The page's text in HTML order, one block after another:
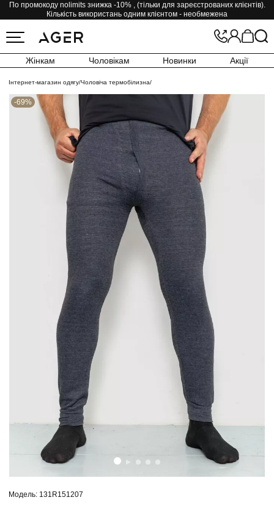
По промокоду nolimits знижка -10% , (тільки для зареєстрованих клієнтів).
Кількість використань одним клієнтом - необмежена
Жінкам Чоловікам Новинки Акції
Інтернет-магазин одягу/Чоловіча термобілизна/
-69%
Модель: 131R151207